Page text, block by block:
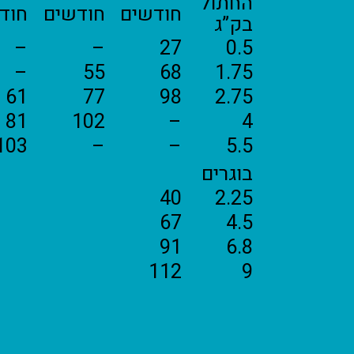
בק”ג חודשים חודשים
0.5
27
–
–
1.75
68
55
–
2.75
98
77
61
4
–
102
81
5.5
–
–
בוגרים
2.25
40
4.5
67
6.8
91
9
112